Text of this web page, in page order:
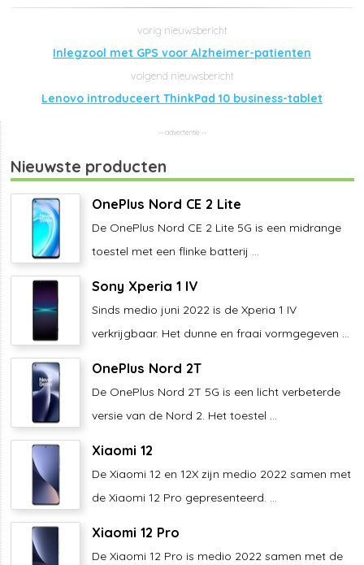
Inlegzool met GPS voor Alzheimer-patienten
Lenovo introduceert ThinkPad 10 business-tablet
Nieuwste producten
OnePlus Nord CE 2 Lite
De OnePlus Nord CE 2 Lite 5G is een midrange
toestel met een flinke batterij ...
Sony Xperia 1 IV
Sinds medio juni 2022 is de Xperia 1 IV
verkrijgbaar. Het dunne en fraai vormgegeven ...
OnePlus Nord 2T
De OnePlus Nord 2T 5G is een licht verbeterde
versie van de Nord 2. Het toestel ...
Xiaomi 12
De Xiaomi 12 en 12X zijn medio 2022 samen met
de Xiaomi 12 Pro gepresenteerd. ...
Xiaomi 12 Pro
De Xiaomi 12 Pro is medio 2022 samen met de